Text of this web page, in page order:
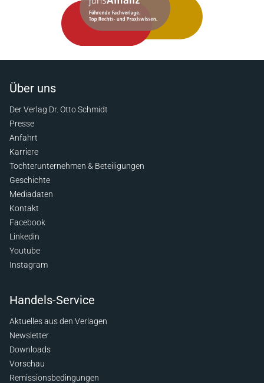
Über uns
Der Verlag Dr. Otto Schmidt
Presse
Anfahrt
Karriere
Tochterunternehmen & Beteiligungen
Geschichte
Mediadaten
Kontakt
Facebook
Linkedin
Youtube
Instagram
Handels-Service
Aktuelles aus den Verlagen
Newsletter
Downloads
Vorschau
Remissionsbedingungen